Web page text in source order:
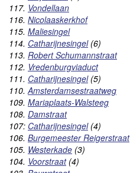
117. Vondellaan
116. Nicolaaskerkhof
115. Maliesingel
114. Catharijnesingel(6)
113. Robert Schumannstraat
112. Vredenburgviaduct
111. Catharijnesingel(5)
110.Amsterdamsestraatweg
109. Mariaplaats-Walsteeg
108. Damstraat
107: Catharijnesingel(4)
106. Burgemeester Reigerstraat
105. Westerkade (3)
104. Voorstraat(4)